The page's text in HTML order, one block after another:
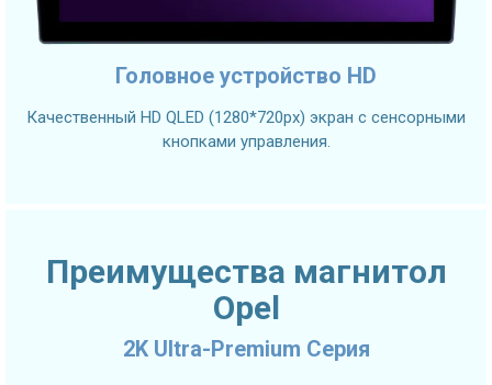
Головное устройство HD
Качественный HD QLED (1280*720px) экран с сенсорными
кнопками управления.
Преимущества магнитол
Opel
2K Ultra-Premium Серия